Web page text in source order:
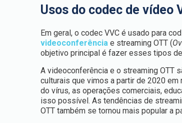
Usos do codec de vídeo
Em geral, o codec VVC é usado para
videoconferência e streaming OTT (
objetivo principal é fazer esses tipos
A videoconferência e o streaming OTT
culturais que vimos a partir de 2020 em
do vírus, as operações comerciais,
isso possível. As tendências de
OTT também se tornou mais popular a